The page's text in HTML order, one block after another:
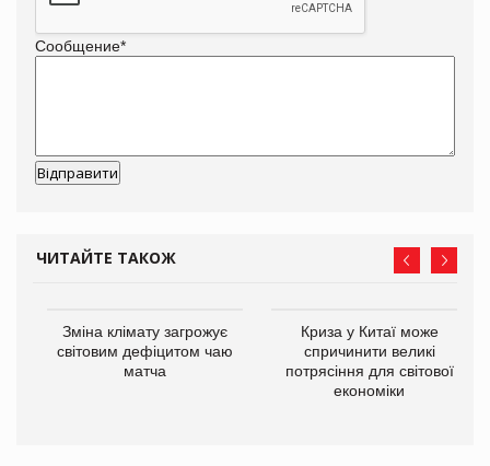
Сообщение*
ЧИТАЙТЕ ТАКОЖ
Зміна клімату загрожує
світовим дефіцитом чаю
матча
Криза у Китаї може
спричинити великі
потрясіння для світової
економіки